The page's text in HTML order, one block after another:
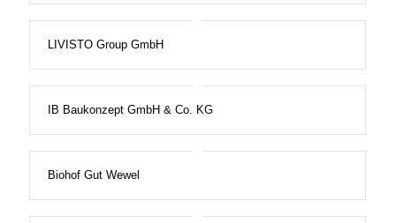
LIVISTO Group GmbH
IB Baukonzept GmbH & Co. KG
Biohof Gut Wewel